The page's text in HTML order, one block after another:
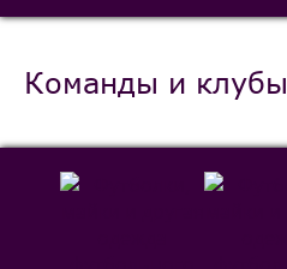
Команды и клубы